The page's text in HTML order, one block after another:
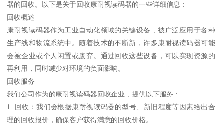
器的回收。以下是关于回收康耐视读码器的一些详细信息：
回收概述
康耐视读码器作为工业自动化领域的关键设备，被广泛应用于各种
生产线和物流系统中。随着技术的不断新，许多康耐视读码器可能
会被企业或个人闲置或废弃。通过回收这些设备，可以实现资源的
再利用，同时减少对环境的负面影响。
回收服务
我们公司作为的康耐视读码器回收企业，提供以下服务：
1. 回收：我们会根据康耐视读码器的型号、新旧程度等因素给出合
理的回收报价，确保客户获得满意的回收价格。